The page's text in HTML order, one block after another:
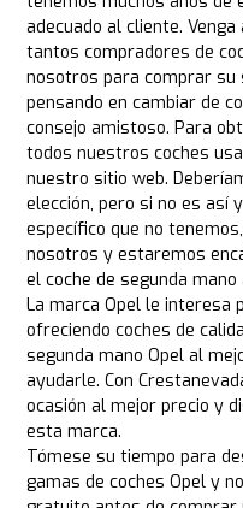
adecuado al cliente.
tantos compradores de
nosotros para comprar su
pensando en cambiar de
consejo amistoso. Para
todos nuestros coches
nuestro sitio web.
elección, pero si no es así
específico que no
nosotros y estaremos
el coche de segunda mano
La marca Opel le interesa
ofreciendo coches de
segunda mano Opel al
ayudarle. Con
ocasión al mejor precio y
esta marca.
Tómese su tiempo para
gamas de coches Opel y